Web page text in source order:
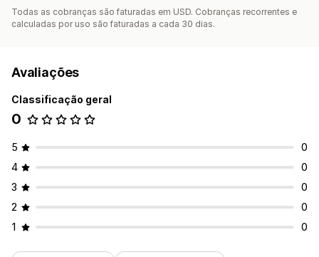
Todas as cobranças são faturadas em USD. Cobranças recorrentes e
calculadas por uso são faturadas a cada 30 dias.
Avaliações
Classificação geral
0
5
0
4
0
3
0
2
0
1
0